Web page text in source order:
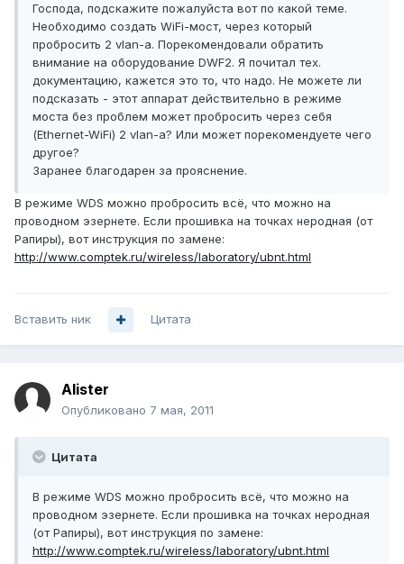
Господа, подскажите пожалуйста вот по какой теме.
Необходимо создать WiFi-мост, через который
пробросить 2 vlan-a. Порекомендовали обратить
внимание на оборудование DWF2. Я почитал тех.
документацию, кажется это то, что надо. Не можете ли
подсказать - этот аппарат действительно в режиме
моста без проблем может пробросить через себя
(Ethernet-WiFi) 2 vlan-a? Или может порекомендуете чего
другое?
Заранее благодарен за прояснение.
В режиме WDS можно пробросить всё, что можно на
проводном эзернете. Если прошивка на точках неродная (от
Рапиры), вот инструкция по замене:
http://www.comptek.ru/wireless/laboratory/ubnt.html
Вставить ник Цитата
Alister
Опубликовано 7 мая, 2011
Цитата
В режиме WDS можно пробросить всё, что можно на
проводном эзернете. Если прошивка на точках неродная
(от Рапиры), вот инструкция по замене:
http://www.comptek.ru/wireless/laboratory/ubnt.html